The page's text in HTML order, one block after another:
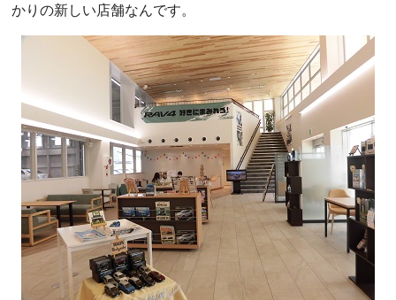
かりの新しい店舗なんです。